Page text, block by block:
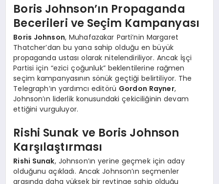
SAĞLIK
SPOR
YAŞAM
Boris Johnson’ın Propaganda
Becerileri ve Seçim Kampanyası
Boris Johnson, Muhafazakar Parti’nin Margaret
Thatcher’dan bu yana sahip olduğu en büyük
propaganda ustası olarak nitelendiriliyor. Ancak İşçi
Partisi için “ezici çoğunluk” beklentilerine rağmen
seçim kampanyasının sönük geçtiği belirtiliyor. The
Telegraph’ın yardımcı editörü Gordon Rayner,
Johnson’ın liderlik konusundaki çekiciliğinin devam
ettiğini vurguluyor.
Rishi Sunak ve Boris Johnson
Karşılaştırması
Rishi Sunak, Johnson’ın yerine geçmek için aday
olduğunu açıkladı. Ancak Johnson’ın seçmenler
arasında daha yüksek bir reytinge sahip olduğu